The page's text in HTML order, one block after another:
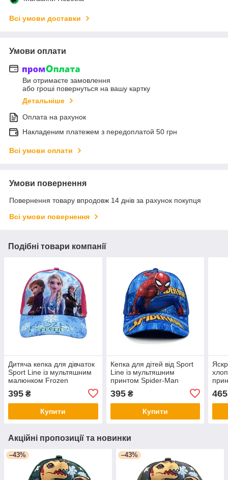
Всі умови доставки
Умови оплати
Ви отримаєте замовлення
або гроші повернуться на вашу картку
Детальніше
Оплата на рахунок
Накладеним платежем з передоплатой 50 грн
Всі умови оплати
Умови повернення
Повернення товару впродовж 14 днів за рахунок покупця
Всі умови повернення
Подібні товари компанії
Дитяча кепка для дівчаток
Sport Line із мультяшним
малюнком Frozen
395 ₴
Купити
Кепка для дітей від Sport
Line із мультяшним
принтом Spider-Man
395₴
Купити
465
Акційні пропозиції та новинки
–43% –43%